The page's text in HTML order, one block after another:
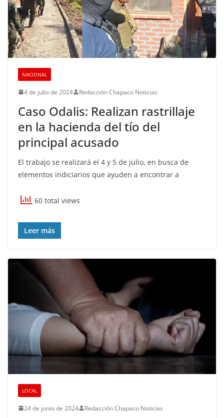
NACIONAL
4 de julio de 2024 Redacción Chapaco Noticias
Caso Odalis: Realizan rastrillaje
en la hacienda del tío del
principal acusado
El trabajo se realizará el 4 y 5 de julio, en busca de
elementos indiciarios que ayuden a encontrar a
60 total views
Leer más
LOCAL
24 de junio de 2024 Redacción Chapaco Noticias